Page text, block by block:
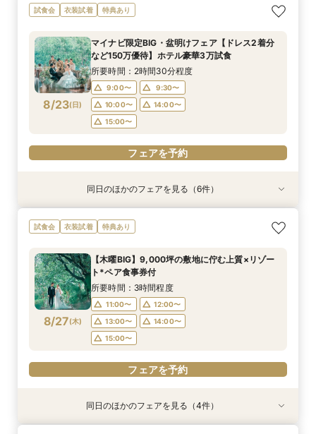
8/22(土)
マイナビ限定【ドレスにこだわり花嫁◎】最新ド
レス試着体験＆全館見学相談会
9:00〜
9:30〜
10:00〜
14:00〜
15:00〜
フェアを予約
8/22(土)
マイナビ限定【家族で挙式＆会食】当館で一番お
得な67万円プラン紹介フェア
9:30〜
10:00〜
10:30〜
14:00〜
15:00〜
フェアを予約
8/22(土)
マイナビ限定【挙式も披露宴もペットOK】大切
な家族と過ごすペット婚相談会
10:00〜 14:00〜
フェアを予約
8/22(土)
マイナビ限定【初めての見学も安心】全館見学＆
見積り相談×特選和牛試食
9:00〜
9:30〜
10:00〜
14:00〜
15:00〜
フェアを予約
8/22(土)
マイナビ限定【おもてなし重視】広大な自然のホ
テルで癒し体験！憧れアートチャペル
9:00〜
9:15〜
9:30〜
14:00〜
15:00〜
フェアを予約
8/22(土)
マイナビ限定【短時間でもOK】ふたりの不安を
プロが解消！最新事例×見積相談
10:00〜 14:00〜
フェアを予約
試食会 衣装試着 特典あり
8/23(日)
マイナビ限定BIG・盆明けフェア【ドレス2着分
など150万優待】ホテル豪華3万試食
所要時間：2時間30分程度
9:00〜
9:30〜
10:00〜
14:00〜
15:00〜
フェアを予約
衣装試着 特典あり
8/23(日)
マイナビ限定BIG【大阪で人気*2会場同時見学
フェア】豪華3万試食×130万特典
9:10〜
10:00〜
14:00〜
15:00〜
フェアを予約
衣装試着 特典あり
8/23(日)
マイナビ限定【チャペルにこだわり◎】憧れチャ
ペルで挙式体験×贅沢貸切邸宅
9:30〜
10:00〜
10:30〜
14:00〜
15:00〜
フェアを予約
衣装試着 特典あり
8/23(日)
マイナビ限定【家族で挙式＆会食】当館で一番お
得な67万円プラン紹介フェア
9:30〜
10:00〜
10:30〜
14:00〜
15:00〜
フェアを予約
特典あり
8/23(日)
マイナビ限定【挙式も披露宴もペットOK】大切
な家族と過ごすペット婚相談会
10:00〜 14:00〜
フェアを予約
衣装試着 特典あり
8/23(日)
マイナビ限定【料理重視派必見】シェフ厳選！特
選牛の絶品コース試食フェア
9:00〜
14:00〜
15:00〜
フェアを予約
衣装試着 特典あり
8/23(日)
マイナビ限定【初めての見学も安心】全館見学＆
見積り相談×特選和牛試食
9:00〜
10:00〜
14:00〜
15:00〜
フェアを予約
同日のほかのフェアを見る（6件）
試食会 衣装試着 特典あり
8/27(木)
【木曜BIG】9,000坪の敷地に佇む上質×リゾー
ト*ペア食事券付
所要時間：3時間程度
11:00〜
12:00〜
13:00〜
14:00〜
15:00〜
フェアを予約
衣装試着 特典あり
特典あり
衣装試着 特典あり
同日のほかのフェアを見る（4件）